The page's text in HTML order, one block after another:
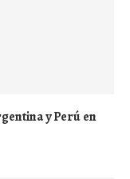
y Perú en